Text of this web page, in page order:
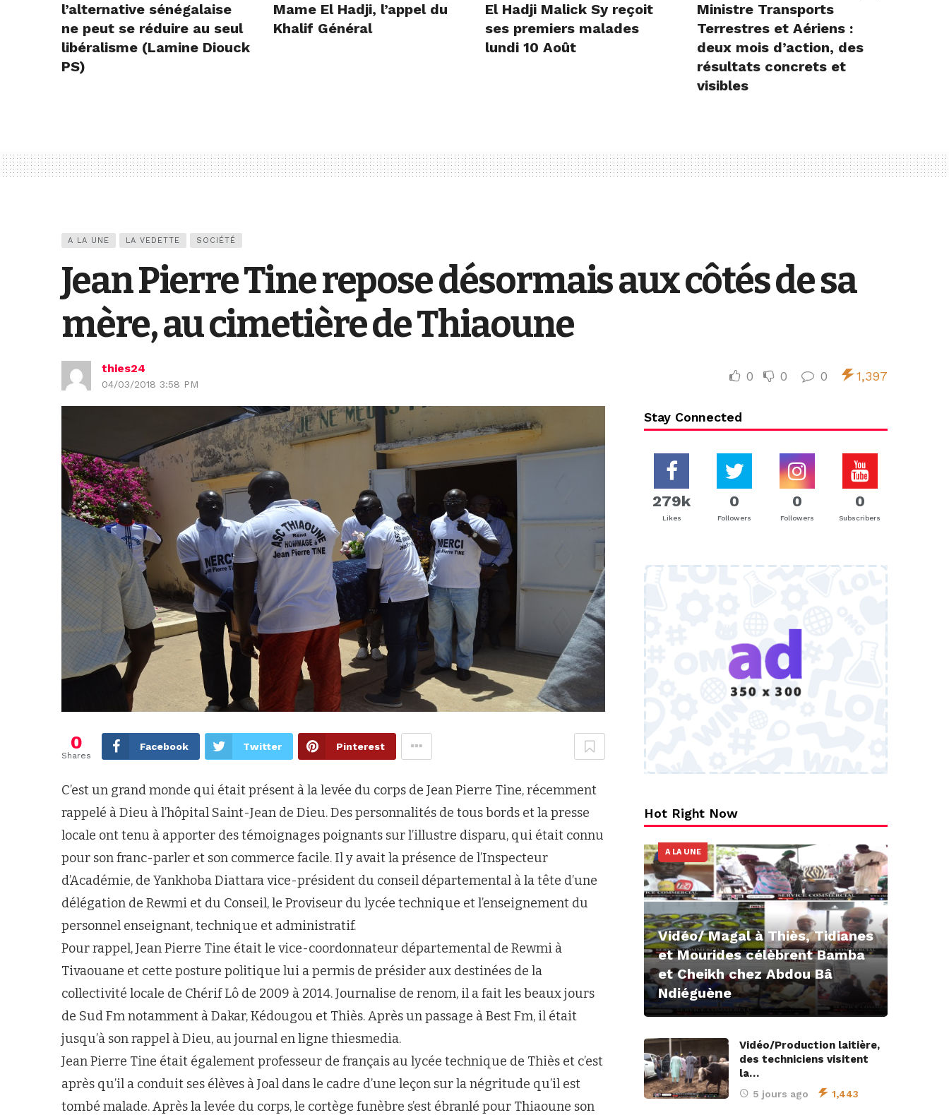
l’alternative sénégalaise
ne peut se réduire au seul
libéralisme (Lamine Diouck
PS)
Mame El Hadji, l’appel du
Khalif Général
El Hadji Malick Sy reçoit
ses premiers malades
lundi 10 Août
Ministre Transports
Terrestres et Aériens :
deux mois d’action, des
résultats concrets et
visibles
A LA UNE LA VEDETTE SOCIÉTÉ
Jean Pierre Tine repose désormais aux côtés de sa
mère, au cimetière de Thiaoune
thies24
04/03/2018 3:58 PM
0 0 0 1,397
0
Shares
Facebook Twitter Pinterest
C’est un grand monde qui était présent à la levée du corps de Jean Pierre Tine, récemment
rappelé à Dieu à l’hôpital Saint-Jean de Dieu. Des personnalités de tous bords et la presse
locale ont tenu à apporter des témoignages poignants sur l’illustre disparu, qui était connu
pour son franc-parler et son commerce facile. Il y avait la présence de l’Inspecteur
d’Académie, de Yankhoba Diattara vice-président du conseil départemental à la tête d’une
délégation de Rewmi et du Conseil, le Proviseur du lycée technique et l’enseignement du
personnel enseignant, technique et administratif.
Pour rappel, Jean Pierre Tine était le vice-coordonnateur départemental de Rewmi à
Tivaouane et cette posture politique lui a permis de présider aux destinées de la
collectivité locale de Chérif Lô de 2009 à 2014. Journalise de renom, il a fait les beaux jours
de Sud Fm notamment à Dakar, Kédougou et Thiès. Après un passage à Best Fm, il était
jusqu’à son rappel à Dieu, au journal en ligne thiesmedia.
Jean Pierre Tine était également professeur de français au lycée technique de Thiès et c’est
après qu’il a conduit ses élèves à Joal dans le cadre d’une leçon sur la négritude qu’il est
tombé malade. Après la levée du corps, le cortège funèbre s’est ébranlé pour Thiaoune son
Stay Connected
279k
Likes
0
Followers
0
Followers
0
Subscribers
Hot Right Now
A LA UNE
Vidéo/ Magal à Thiès, Tidianes
et Mourides célèbrent Bamba
et Cheikh chez Abdou Bâ
Ndiéguène
Vidéo/Production laitière,
des techniciens visitent
la…
5 jours ago 1,443